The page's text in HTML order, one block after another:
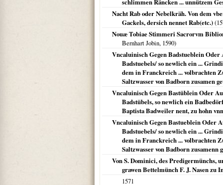
schlimmen Räncken ... unnützem
Nacht Rab oder Nebelkräh. Von dem
Gackels, dersich nennet Rab(etc.)(
Nouæ Tobiae Stimmeri Sacrorvm
Bernhart Jobin, 1590)
Vncaluinisch Gegen Badstueblein
Badstuebels/ so newlich ein ...
dem in Franckreich ... volbrachten
Saltzwasser von Badborn zusamen
Vncaluinisch Gegen Bastüblein Oder
Badstübels, so newlich ein
Baptista Badweiler nent, zu hohn
Vncaluinisch Gegen Bastueblein Oder
Badstuebels/ so newlich ein ...
dem in Franckreich ... volbrachten
Saltzwasser von Badborn zusamenn
Von S. Dominici, des Predigermünchs,
grawen Bettelmünch F. J. Nasen zu
1571